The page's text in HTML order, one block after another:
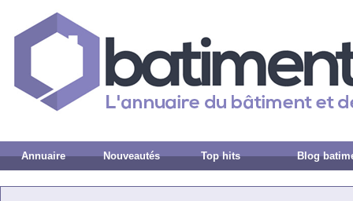
Annuaire Nouveautés Top hits Blog